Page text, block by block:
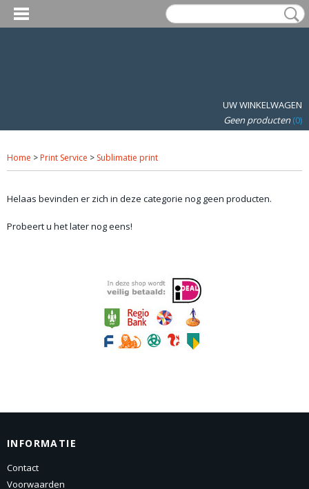
UW WINKELWAGEN
Geen producten(0)
Home > Print Service > Sublimatie print
Helaas bevinden er zich in deze categorie nog geen producten.
Probeert u het later nog eens!
INFORMATIE
Contact
Voorwaarden